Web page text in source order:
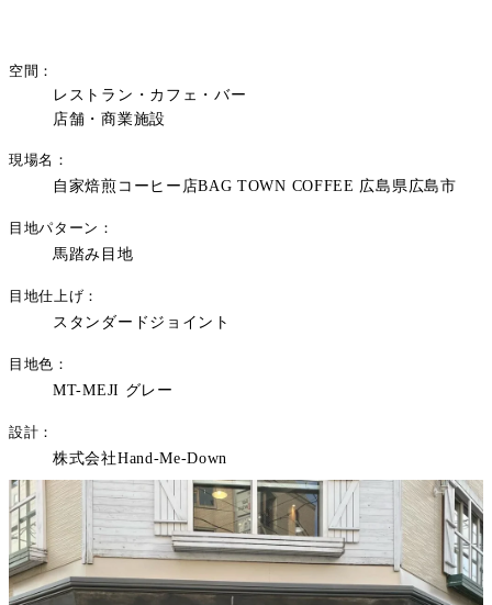
空間
レストラン・カフェ・バー
店舗・商業施設
現場名
自家焙煎コーヒー店BAG TOWN COFFEE 広島県広島市
目地パターン
馬踏み目地
目地仕上げ
スタンダードジョイント
目地色
MT-MEJI グレー
設計
株式会社Hand-Me-Down